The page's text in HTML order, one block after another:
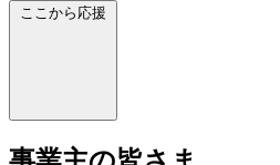
ここから応援